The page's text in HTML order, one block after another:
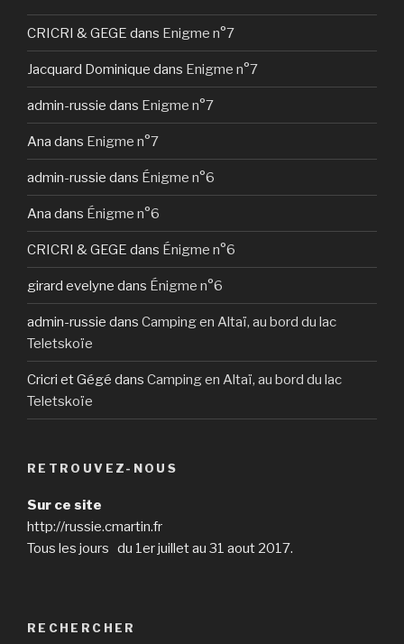
CRICRI & GEGE dans Enigme n°7
Jacquard Dominique dans Enigme n°7
admin-russie dans Enigme n°7
Ana dans Enigme n°7
admin-russie dans Énigme n°6
Ana dans Énigme n°6
CRICRI & GEGE dans Énigme n°6
girard evelyne dans Énigme n°6
admin-russie dans Camping en Altaï, au bord du lac
Teletskoïe
Cricri et Gégé dans Camping en Altaï, au bord du lac
Teletskoïe
RETROUVEZ-NOUS
Sur ce site
http://russie.cmartin.fr
Tous les jours du 1er juillet au 31 aout 2017.
RECHERCHER